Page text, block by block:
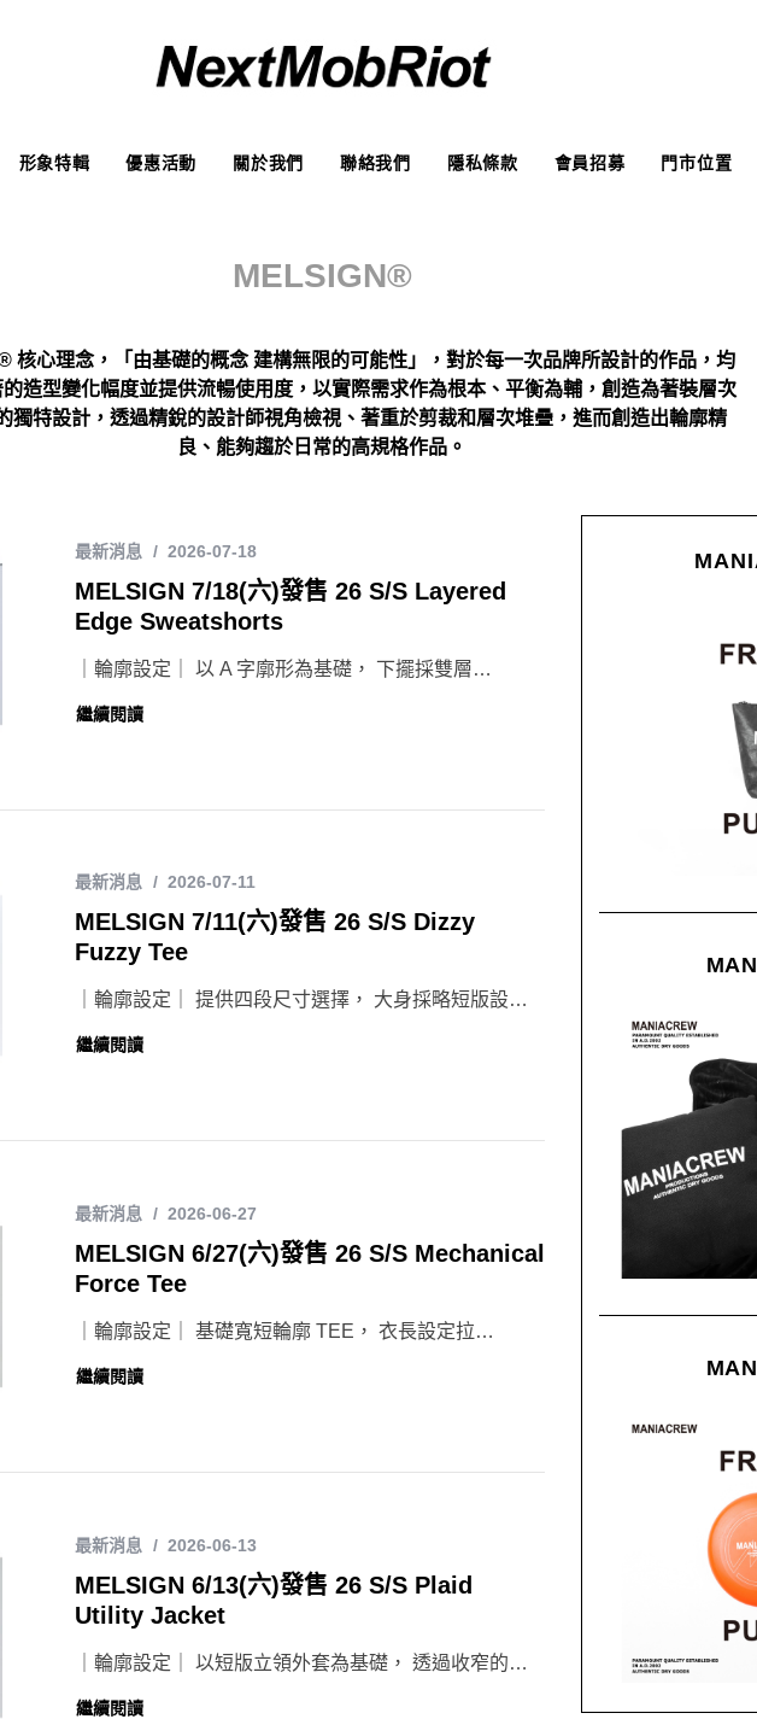
形象特輯 優惠活動 關於我們 聯絡我們 隱私條款 會員招募 門市位置
MELSIGN®
核心理念， 「由基礎的概念 建構無限的可能性」， 對於每一次品牌所設計的作品， 均
造型變化幅度並提供流暢使用度， 以實際需求作為根本、平衡為輔， 創造為著裝層次
獨特設計， 透過精銳的設計師視角檢視、著重於剪裁和層次堆疊， 進而創造出輪廓精
良、能夠趨於日常的高規格作品。
最新消息 2026-07-18
MELSIGN 7/18(六)發售 26 S/S Layered
Edge Sweatshorts
｜輪廓設定｜ 以 A 字廓形為基礎， 下擺採雙層…
繼續閱讀
最新消息 2026-07-11
MELSIGN 7/11(六)發售 26 S/S Dizzy
Fuzzy Tee
｜輪廓設定｜ 提供四段尺寸選擇， 大身採略短版設…
繼續閱讀
最新消息 2026-06-27
MELSIGN 6/27(六)發售 26 S/S Mechanical
Force Tee
｜輪廓設定｜ 基礎寬短輪廓 TEE， 衣長設定拉…
繼續閱讀
最新消息 2026-06-13
MELSIGN 6/13(六)發售 26 S/S Plaid
Utility Jacket
｜輪廓設定｜ 以短版立領外套為基礎， 透過收窄的…
繼續閱讀